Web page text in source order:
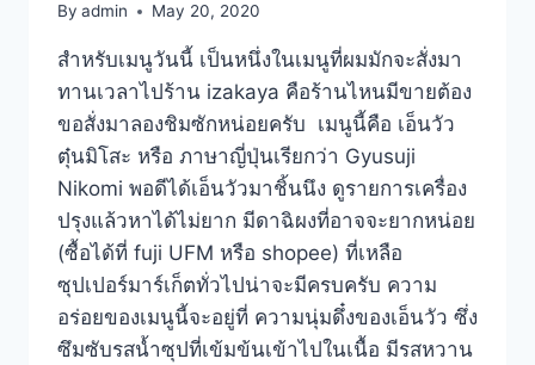
By admin May 20, 2020
สำหรับเมนูวันนี้ เป็นหนึ่งในเมนูที่ผมมักจะสั่งมา
ทานเวลาไปร้าน izakaya คือร้านไหนมีขายต้อง
ขอสั่งมาลองชิมซักหน่อยครับ เมนูนี้คือ เอ็นวัว
ตุ๋นมิโสะ หรือ ภาษาญี่ปุ่นเรียกว่า Gyusuji
Nikomi พอดีได้เอ็นวัวมาชิ้นนึง ดูรายการเครื่อง
ปรุงแล้วหาได้ไม่ยาก มีดาฉิผงที่อาจจะยากหน่อย
(ซื้อได้ที่ fuji UFM หรือ shopee) ที่เหลือ
ซุปเปอร์มาร์เก็ตทั่วไปน่าจะมีครบครับ ความ
อร่อยของเมนูนี้จะอยู่ที่ ความนุ่มดึ๋งของเอ็นวัว ซึ่ง
ซึมซับรสน้ำซุปที่เข้มข้นเข้าไปในเนื้อ มีรสหวาน